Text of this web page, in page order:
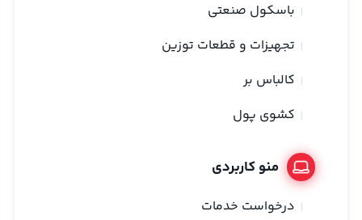
باسکول صنعتی
تجهیزات و قطعات توزین
کالباس بر
کشوی پول
منو کاربردی
درخواست خدمات